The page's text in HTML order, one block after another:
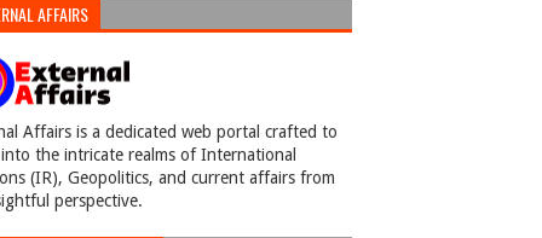
AFFAIRS
Affairs is a dedicated web portal crafted to
the intricate realms of International
(IR), Geopolitics, and current affairs from
perspective.